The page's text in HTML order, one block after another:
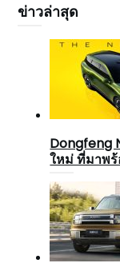
ข่าวล่าสุด
Dongfeng
ใหม่ ที่มาพร้